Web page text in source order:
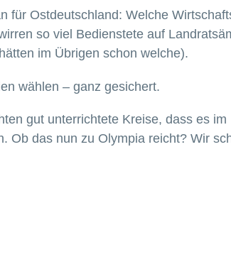
für Ostdeutschland: Welche
so viel Bedienstete auf
im Übrigen schon welche).
wählen – ganz gesichert.
gut unterrichtete Kreise, dass es
Ob das nun zu Olympia reicht? Wir